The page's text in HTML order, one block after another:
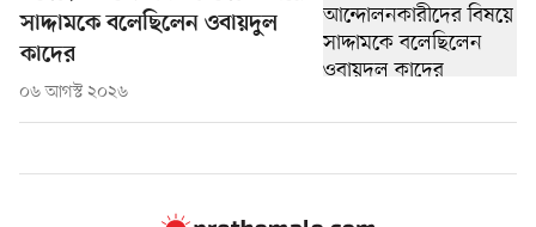
সাদ্দামকে বলেছিলেন ওবায়দুল
কাদের
০৬ আগস্ট ২০২৬